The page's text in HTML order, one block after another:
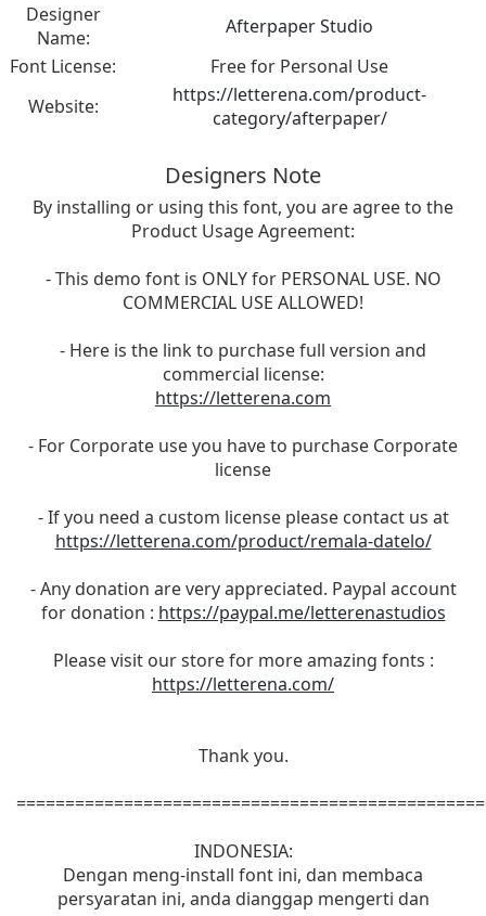
Designer
Name:
Afterpaper Studio
Font License:
Free for Personal Use
Website:
https://letterena.com/product-
category/afterpaper/
Designers Note
By installing or using this font, you are agree to the
Product Usage Agreement:
- This demo font is ONLY for PERSONAL USE. NO
COMMERCIAL USE ALLOWED!
- Here is the link to purchase full version and
commercial license:
https://letterena.com
- For Corporate use you have to purchase Corporate
license
- If you need a custom license please contact us at
https://letterena.com/product/remala-datelo/
- Any donation are very appreciated. Paypal account
for donation : https://paypal.me/letterenastudios
Please visit our store for more amazing fonts :
https://letterena.com/
Thank you.
INDONESIA:
Dengan meng-install font ini, dan membaca
persyaratan ini, anda dianggap mengerti dan